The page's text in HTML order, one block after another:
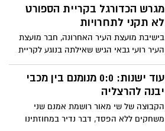
של 15.6 נקודות ו-6.9 ריבאונדים למשחק
מגרש הכדורגל בקריית הספורט
לא תקני לתחרויות
בישיבת מועצת העיר האחרונה, חבר מועצת
העיר רועי גבאי הגיש שאילתה בנוגע לקריית
הספורט ברחוב האלון. גבאי חשף שמגרש
הכדורגל שנבנה נועד לאימונים בלבד ואינו
עומד בתקן ההתאחדות לכדורגל גם עבור
מיליון ₪ במתקן חדש ויפיפה אך בעיר בה יש
גידול אוכלוסייה גבוה וצמיחה של קבוצות
עוד ישנות: 0:0 מנומנם בין מכבי
יבנה להרצליה
הקבוצה של שי מאור רושמת אמנם שני
משחקים ללא הפסד, דבר נדיר במחוזתינו